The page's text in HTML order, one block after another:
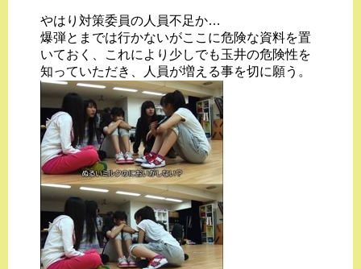
やはり対策委員の人員不足か…
爆弾とまでは行かないがここに危険な資料を置
いておく、これにより少しでも玉井の危険性を
知っていただき、人員が増える事を切に願う。